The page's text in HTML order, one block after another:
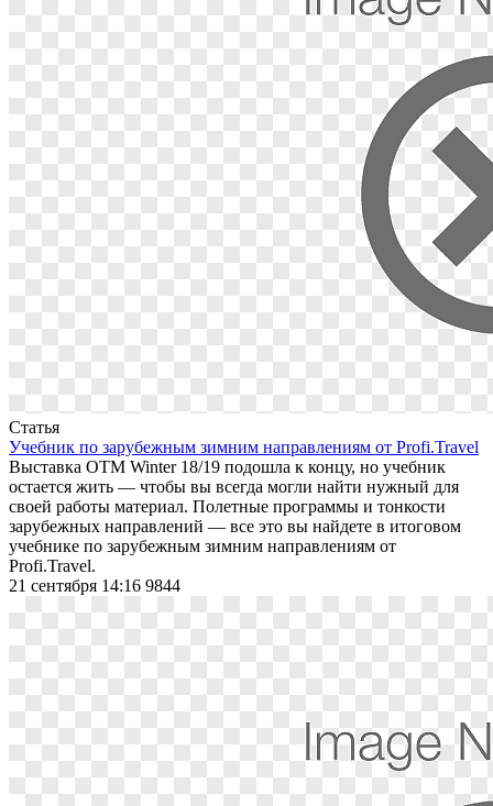
Статья
Учебник по зарубежным зимним направлениям от Profi.Travel
Выставка ОТМ Winter 18/19 подошла к концу, но учебник
остается жить — чтобы вы всегда могли найти нужный для
своей работы материал. Полетные программы и тонкости
зарубежных направлений — все это вы найдете в итоговом
учебнике по зарубежным зимним направлениям от
Profi.Travel.
21 сентября 14:16 9844